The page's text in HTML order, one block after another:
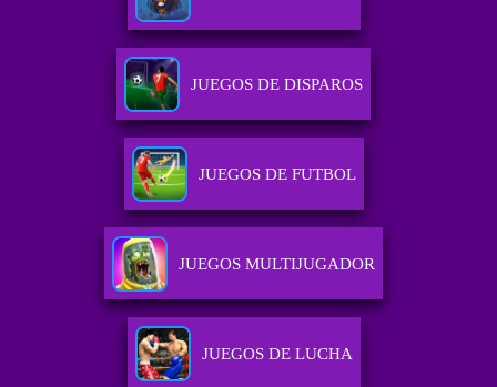
JUEGOS DE DISPAROS
JUEGOS DE FUTBOL
JUEGOS MULTIJUGADOR
JUEGOS DE LUCHA